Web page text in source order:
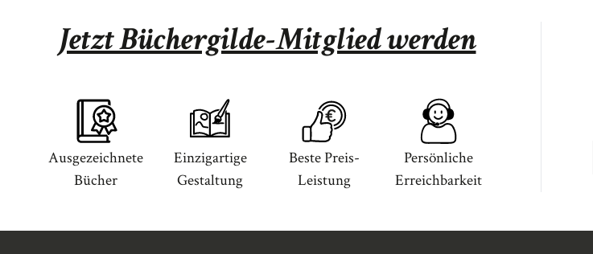
Jetzt Büchergilde-Mitglied werden
Ausgezeichnete
Bücher
Einzigartige
Gestaltung
Beste Preis-
Leistung
Persönliche
Erreichbarkeit